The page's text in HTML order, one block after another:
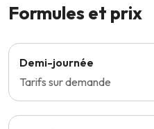
Formules et prix
Demi-journée
Tarifs sur demande